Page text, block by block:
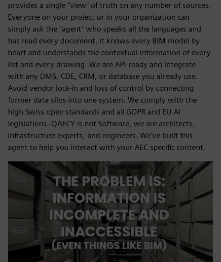
provides a single "view" of truth on any number of sources.
Everyone on your project or in your organization can
simply ask the "agent" who speaks all the languages and
has read every document. It knows every BIM model by
heart and understands the contextual information of every
list and every drawing. We are API-ready and integrate
with any DMS, CDE, CRM, or database you already use.
Avoid vendor lock-in and loss of control by connecting
former data silos into one system. We comply with the
high Swiss open standards and all GDPR and EU AI
legislations. QAECY is not Software, we are architects,
infrastructure experts, and engineers. We've built this
agent to help you interact with your AEC specific content.